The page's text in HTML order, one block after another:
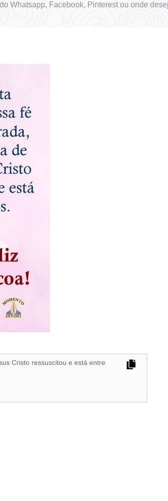
Whatsapp, Facebook, Pinterest ou onde
Cristo ressuscitou e está entre